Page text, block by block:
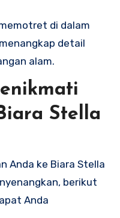
di dalam
detail
alam.
Stella
Anda ke Biara Stella
berikut
Anda